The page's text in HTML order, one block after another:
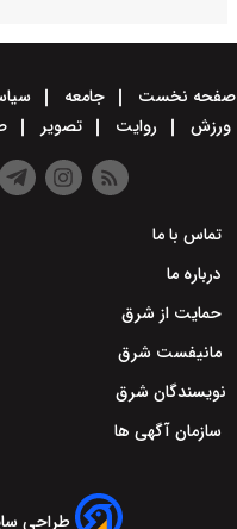
صفحه نخست جامعه
ورزش
روایت تصویر
تماس با ما
درباره ما
حمایت از شرق
مانیفست شرق
نویسندگان شرق
سازمان آگهی ها
طراحی